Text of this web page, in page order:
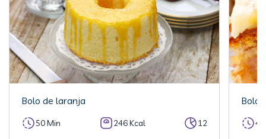
Bolo de laranja
50 Min 246 Kcal 12
Bolo